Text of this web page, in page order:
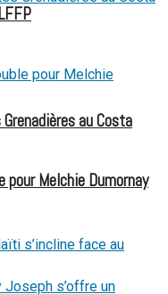
au Costa
Melchie Dumornay